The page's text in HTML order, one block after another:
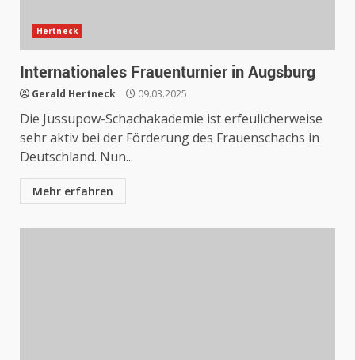
Hertneck
Internationales Frauenturnier in Augsburg
Gerald Hertneck 09.03.2025
Die Jussupow-Schachakademie ist erfeulicherweise
sehr aktiv bei der Förderung des Frauenschachs in
Deutschland. Nun...
Mehr erfahren